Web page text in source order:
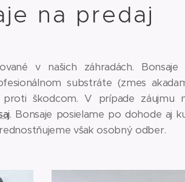
na predaj
v našich záhradách.
substráte (zmes
škodcom. V prípade záujmu
. Bonsaje posielame po dohode aj
však osobný odber.